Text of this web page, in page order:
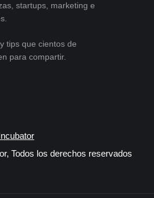
startups, marketing e
tips que cientos de
para compartir.
Todos los derechos reservados